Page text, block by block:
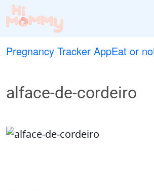
Pregnancy Tracker AppEat or
alface-de-cordeiro